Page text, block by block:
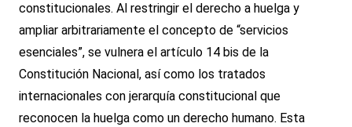
constitucionales. Al restringir el derecho a huelga y
ampliar arbitrariamente el concepto de “servicios
esenciales”, se vulnera el artículo 14 bis de la
Constitución Nacional, así como los tratados
internacionales con jerarquía constitucional que
reconocen la huelga como un derecho humano. Esta